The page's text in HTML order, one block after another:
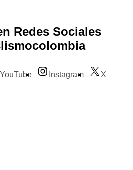
Redes Sociales
YouTube Instagram X